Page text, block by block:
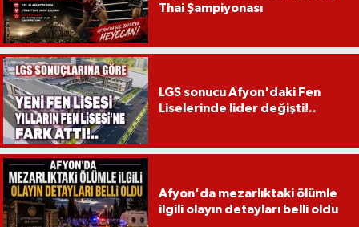
Thai Şampiyonası
LGS sonucu Afyon'daki Fen
Liselerinde lider değişti!..
Afyon'da mezarlıktaki ölümle
ilgili olayın detayları belli oldu